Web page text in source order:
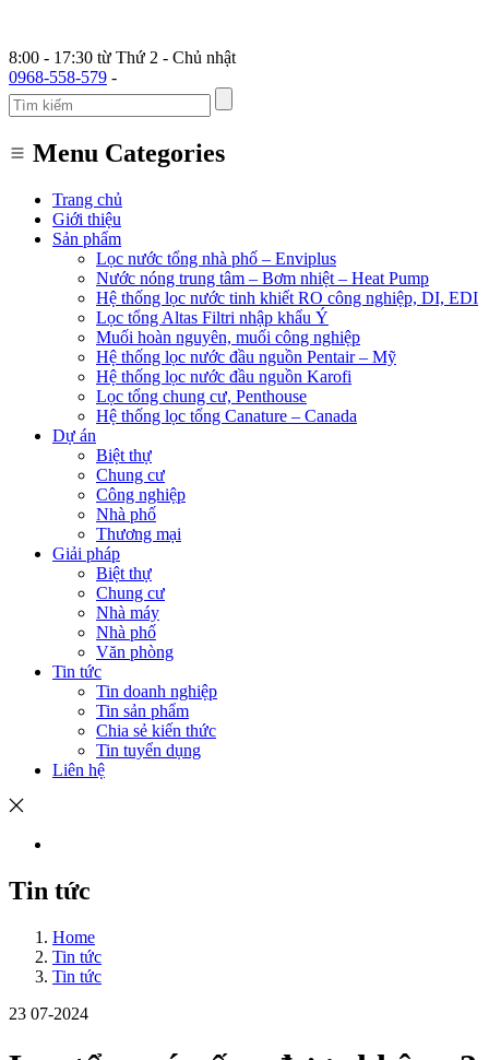
8:00 - 17:30 từ Thứ 2 - Chủ nhật
0968-558-579 -
Menu Categories
Trang chủ
Giới thiệu
Sản phẩm
Lọc nước tổng nhà phố – Enviplus
Nước nóng trung tâm – Bơm nhiệt – Heat Pump
Hệ thống lọc nước tinh khiết RO công nghiệp, DI, EDI
Lọc tổng Altas Filtri nhập khẩu Ý
Muối hoàn nguyên, muối công nghiệp
Hệ thống lọc nước đầu nguồn Pentair – Mỹ
Hệ thống lọc nước đầu nguồn Karofi
Lọc tổng chung cư, Penthouse
Hệ thống lọc tổng Canature – Canada
Dự án
Biệt thự
Chung cư
Công nghiệp
Nhà phố
Thương mại
Giải pháp
Biệt thự
Chung cư
Nhà máy
Nhà phố
Văn phòng
Tin tức
Tin doanh nghiệp
Tin sản phẩm
Chia sẻ kiến thức
Tin tuyển dụng
Liên hệ
Tin tức
Home
Tin tức
Tin tức
23 07-2024